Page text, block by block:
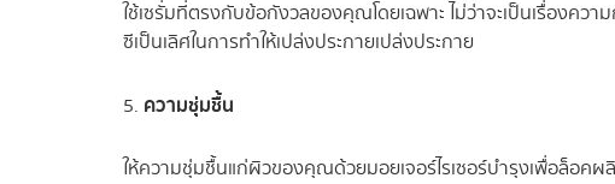
ใช้เซรั่มที่ตรงกับข้อกังวลของคุณโดยเฉพาะ ไม่ว่าจะเป็นเรื่องคว
ซีเป็นเลิศในการทำให้เปล่งประกายเปล่งประกาย
5. ความชุ่มชื้น
ให้ความชุ่มชื้นแก่ผิวของคุณด้วยมอยเจอร์ไรเซอร์บำรุงเพื่อล็อ